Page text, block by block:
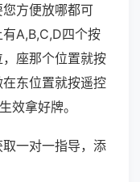
方便放哪都可
A,B,C,D四个按
座那个位置就按
东位置就按遥控
效拿好牌。
一对一指导，添